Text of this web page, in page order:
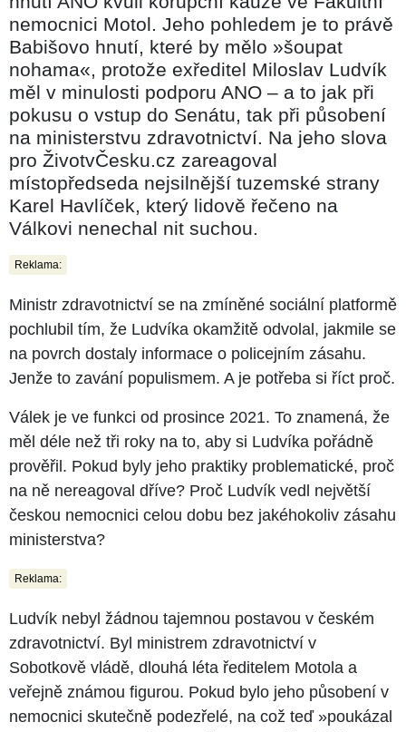
nemocnici Motol. Jeho pohledem je to právě
Babišovo hnutí, které by mělo »šoupat
nohama«, protože exředitel Miloslav Ludvík
měl v minulosti podporu ANO – a to jak při
pokusu o vstup do Senátu, tak při působení
na ministerstvu zdravotnictví. Na jeho slova
pro ŽivotvČesku.cz zareagoval
místopředseda nejsilnější tuzemské strany
Karel Havlíček, který lidově řečeno na
Válkovi nenechal nit suchou.
Reklama:
Ministr zdravotnictví se na zmíněné sociální platformě
pochlubil tím, že Ludvíka okamžitě odvolal, jakmile se
na povrch dostaly informace o policejním zásahu.
Jenže to zavání populismem. A je potřeba si říct proč.
Válek je ve funkci od prosince 2021. To znamená, že
měl déle než tři roky na to, aby si Ludvíka pořádně
prověřil. Pokud byly jeho praktiky problematické, proč
na ně nereagoval dříve? Proč Ludvík vedl největší
českou nemocnici celou dobu bez jakéhokoliv zásahu
ministerstva?
Reklama:
Ludvík nebyl žádnou tajemnou postavou v českém
zdravotnictví. Byl ministrem zdravotnictví v
Sobotkově vládě, dlouhá léta ředitelem Motola a
veřejně známou figurou. Pokud bylo jeho působení v
nemocnici skutečně podezřelé, na což teď »poukázal